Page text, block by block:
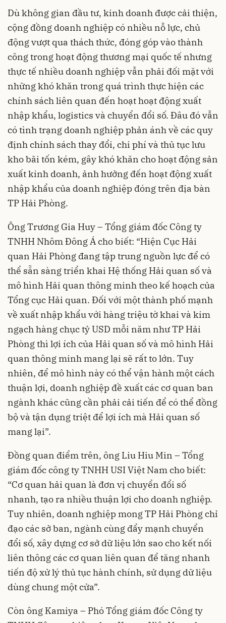
Dù không gian đầu tư, kinh doanh được cải thiện,
cộng đồng doanh nghiệp có nhiều nỗ lực, chủ
động vượt qua thách thức, đóng góp vào thành
công trong hoạt động thương mại quốc tế nhưng
thực tế nhiều doanh nghiệp vẫn phải đối mặt với
những khó khăn trong quá trình thực hiện các
chính sách liên quan đến hoạt hoạt động xuất
nhập khẩu, logistics và chuyển đổi số. Đâu đó vẫn
có tình trạng doanh nghiệp phản ánh về các quy
định chính sách thay đổi, chi phí và thủ tục lưu
kho bãi tốn kém, gây khó khăn cho hoạt động sản
xuất kinh doanh, ảnh hưởng đến hoạt động xuất
nhập khẩu của doanh nghiệp đóng trên địa bàn
TP Hải Phòng.
Ông Trương Gia Huy – Tổng giám đốc Công ty
TNHH Nhôm Đông Á cho biết: “Hiện Cục Hải
quan Hải Phòng đang tập trung nguồn lực để có
thể sẵn sàng triển khai Hệ thống Hải quan số và
mô hình Hải quan thông minh theo kế hoạch của
Tổng cục Hải quan. Đối với một thành phố mạnh
về xuất nhập khẩu với hàng triệu tờ khai và kim
ngạch hàng chục tỷ USD mỗi năm như TP Hải
Phòng thì lợi ích của Hải quan số và mô hình Hải
quan thông minh mang lại sẽ rất to lớn. Tuy
nhiên, để mô hình này có thể vận hành một cách
thuận lợi, doanh nghiệp đề xuất các cơ quan ban
ngành khác cũng cần phải cải tiến để có thể đồng
bộ và tận dụng triệt để lợi ích mà Hải quan số
mang lại”.
Đồng quan điểm trên, ông Liu Hiu Min – Tổng
giám đốc công ty TNHH USI Việt Nam cho biết:
“Cơ quan hải quan là đơn vị chuyển đổi số
nhanh, tạo ra nhiều thuận lợi cho doanh nghiệp.
Tuy nhiên, doanh nghiệp mong TP Hải Phòng chỉ
đạo các sở ban, ngành cùng đẩy mạnh chuyển
đổi số, xây dựng cơ sở dữ liệu lớn sao cho kết nối
liên thông các cơ quan liên quan để tăng nhanh
tiến độ xử lý thủ tục hành chính, sử dụng dữ liệu
dùng chung một cửa”.
Còn ông Kamiya – Phó Tổng giám đốc Công ty